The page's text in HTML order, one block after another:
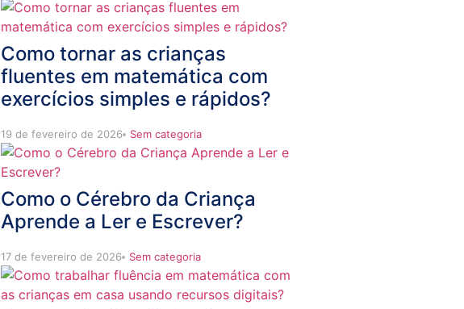
Como tornar as crianças
fluentes em matemática com
exercícios simples e rápidos?
19 de fevereiro de 2026 Sem categoria
Como o Cérebro da Criança
Aprende a Ler e Escrever?
17 de fevereiro de 2026 Sem categoria